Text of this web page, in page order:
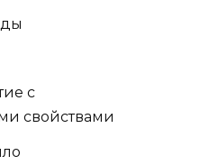
с
свойствами